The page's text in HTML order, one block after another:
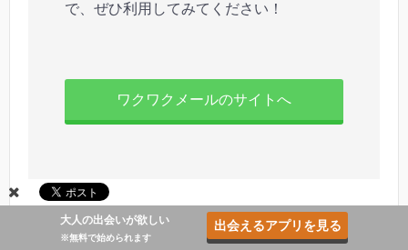
で、ぜひ利用してみてください！
ワクワクメールのサイトへ
大人の出会いが欲しい
※無料で始められます
出会えるアプリを見る